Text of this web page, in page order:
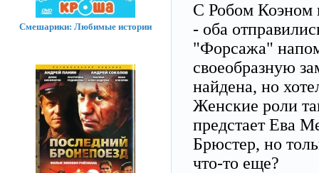
С Робом Коэном
- оба
"Форсажа"
своеобразную
найдена, но
Женские роли
предстает Ева
Брюстер, но
что-то еще?
Смешарики: Любимые истории